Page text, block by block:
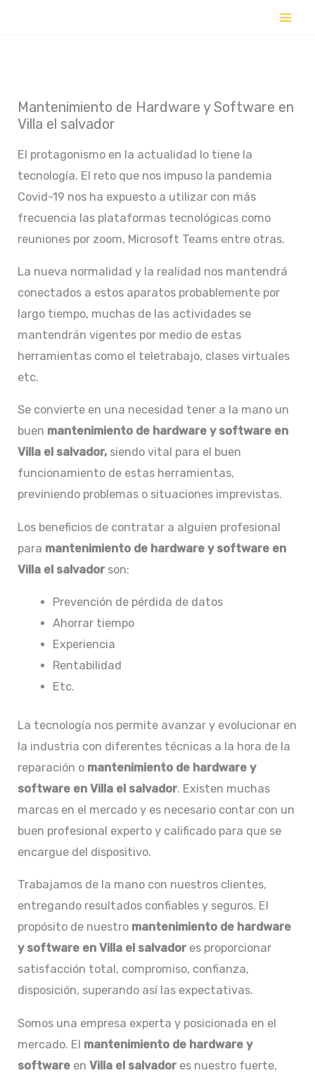
Mantenimiento de Hardware y Software en
Villa el salvador
El protagonismo en la actualidad lo tiene la
tecnología. El reto que nos impuso la pandemia
Covid-19 nos ha expuesto a utilizar con más
frecuencia las plataformas tecnológicas como
reuniones por zoom, Microsoft Teams entre otras.
La nueva normalidad y la realidad nos mantendrá
conectados a estos aparatos probablemente por
largo tiempo, muchas de las actividades se
mantendrán vigentes por medio de estas
herramientas como el teletrabajo, clases virtuales
etc.
Se convierte en una necesidad tener a la mano un
buen mantenimiento de hardware y software en
Villa el salvador, siendo vital para el buen
funcionamiento de estas herramientas,
previniendo problemas o situaciones imprevistas.
Los beneficios de contratar a alguien profesional
para mantenimiento de hardware y software en
Villa el salvador son:
Prevención de pérdida de datos
Ahorrar tiempo
Experiencia
Rentabilidad
Etc.
La tecnología nos permite avanzar y evolucionar en
la industria con diferentes técnicas a la hora de la
reparación o mantenimiento de hardware y
software en Villa el salvador. Existen muchas
marcas en el mercado y es necesario contar con un
buen profesional experto y calificado para que se
encargue del dispositivo.
Trabajamos de la mano con nuestros clientes,
entregando resultados confiables y seguros. El
propósito de nuestro mantenimiento de hardware
y software en Villa el salvador es proporcionar
satisfacción total, compromiso, confianza,
disposición, superando así las expectativas.
Somos una empresa experta y posicionada en el
mercado. El mantenimiento de hardware y
software enVilla el salvador es nuestro fuerte,